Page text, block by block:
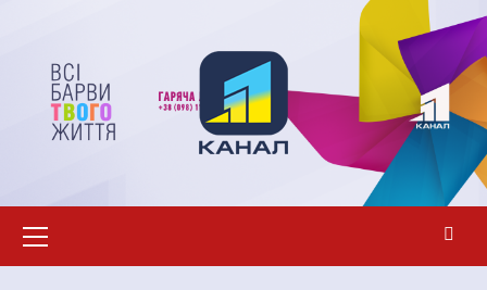
вмісту
меню